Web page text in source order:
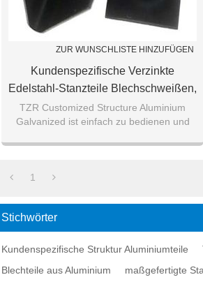
ZUR WUNSCHLISTE HINZUFÜGEN
Kundenspezifische Verzinkte
Edelstahl-Stanzteile Blechschweißen,
Verarbeitung Und Fertigung
TZR Customized Structure Aluminium
Galvanized ist einfach zu bedienen und
werden.
1
Stichwörter
Kundenspezifische Struktur Aluminiumteile
Blechteile aus Aluminium
maßgefertigte